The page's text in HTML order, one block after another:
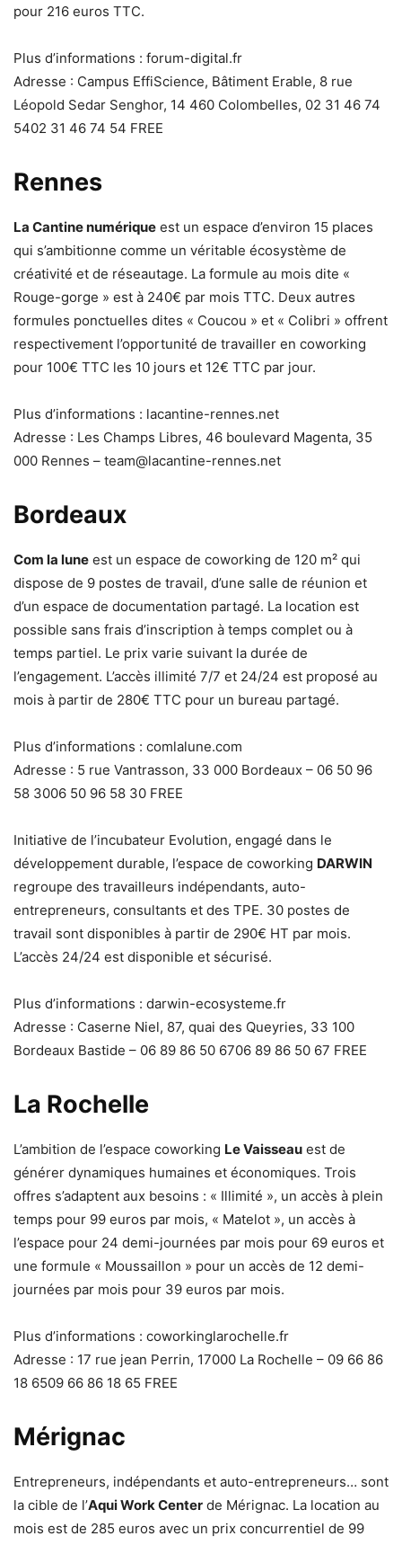
pour 216 euros TTC.
Plus d’informations : forum-digital.fr
Adresse : Campus EffiScience, Bâtiment Erable, 8 rue
Léopold Sedar Senghor, 14 460 Colombelles, 02 31 46 74
5402 31 46 74 54 FREE
Rennes
La Cantine numérique est un espace d’environ 15 places
qui s’ambitionne comme un véritable écosystème de
créativité et de réseautage. La formule au mois dite «
Rouge-gorge » est à 240€ par mois TTC. Deux autres
formules ponctuelles dites « Coucou » et « Colibri » offrent
respectivement l’opportunité de travailler en coworking
pour 100€ TTC les 10 jours et 12€ TTC par jour.
Plus d’informations : lacantine-rennes.net
Adresse : Les Champs Libres, 46 boulevard Magenta, 35
000 Rennes – team@lacantine-rennes.net
Bordeaux
Com la lune est un espace de coworking de 120 m² qui
dispose de 9 postes de travail, d’une salle de réunion et
d’un espace de documentation partagé. La location est
possible sans frais d’inscription à temps complet ou à
temps partiel. Le prix varie suivant la durée de
l’engagement. L’accès illimité 7/7 et 24/24 est proposé au
mois à partir de 280€ TTC pour un bureau partagé.
Plus d’informations : comlalune.com
Adresse : 5 rue Vantrasson, 33 000 Bordeaux – 06 50 96
58 3006 50 96 58 30 FREE
Initiative de l’incubateur Evolution, engagé dans le
développement durable, l’espace de coworking DARWIN
regroupe des travailleurs indépendants, auto-
entrepreneurs, consultants et des TPE. 30 postes de
travail sont disponibles à partir de 290€ HT par mois.
L’accès 24/24 est disponible et sécurisé.
Plus d’informations : darwin-ecosysteme.fr
Adresse : Caserne Niel, 87, quai des Queyries, 33 100
Bordeaux Bastide – 06 89 86 50 6706 89 86 50 67 FREE
La Rochelle
L’ambition de l’espace coworking Le Vaisseau est de
générer dynamiques humaines et économiques. Trois
offres s’adaptent aux besoins : « Illimité », un accès à plein
temps pour 99 euros par mois, « Matelot », un accès à
l’espace pour 24 demi-journées par mois pour 69 euros et
une formule « Moussaillon » pour un accès de 12 demi-
journées par mois pour 39 euros par mois.
Plus d’informations : coworkinglarochelle.fr
Adresse : 17 rue jean Perrin, 17000 La Rochelle – 09 66 86
18 6509 66 86 18 65 FREE
Mérignac
Entrepreneurs, indépendants et auto-entrepreneurs… sont
la cible de l’Aqui Work Center de Mérignac. La location au
mois est de 285 euros avec un prix concurrentiel de 99